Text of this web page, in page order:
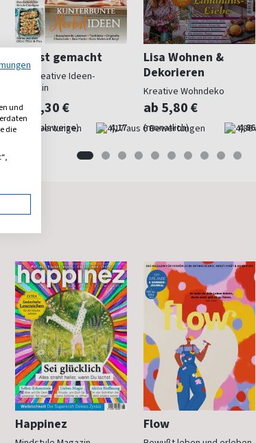
Selbst gemacht
Das kreative Ideen-
Magazin
ab 6,30 €
(quartalsweise) 4,17
Lisa Wohnen &
Dekorieren
Kreative Wohndeko
ab 5,80 €
(monatlich) 4,86
Happinez Flow
und
die